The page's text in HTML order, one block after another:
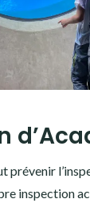
prévenir
inspection